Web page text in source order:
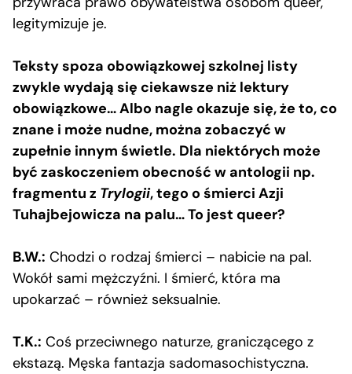
legitymizuje je.
Teksty spoza obowiązkowej szkolnej listy
zwykle wydają się ciekawsze niż lektury
obowiązkowe… Albo nagle okazuje się, że to, co
znane i może nudne, można zobaczyć w
zupełnie innym świetle. Dla niektórych może
być zaskoczeniem obecność w antologii np.
fragmentu z Trylogii, tego o śmierci Azji
Tuhajbejowicza na palu… To jest queer?
B.W.: Chodzi o rodzaj śmierci – nabicie na pal.
Wokół sami mężczyźni. I śmierć, która ma
upokarzać – również seksualnie.
T.K.: Coś przeciwnego naturze, graniczącego z
ekstazą. Męska fantazja sadomasochistyczna.